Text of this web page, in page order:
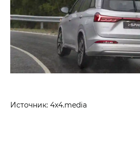
Источник: 4x4.media